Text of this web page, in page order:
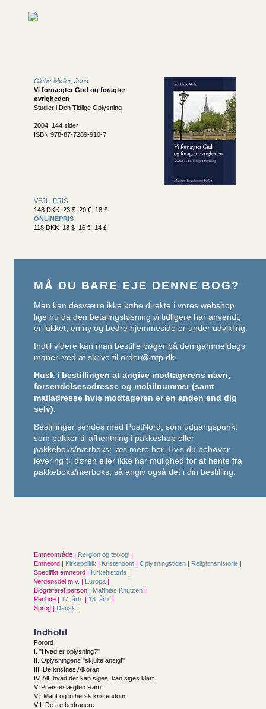
Glebe-Møller, Jens
Vi fornægter Gud og foragter
øvrigheden
Studier i Den Tidlige Oplysning
2004, 144 sider
ISBN 978-87-7289-910-7
VEJL. PRIS
148 DKK 23 $ 20 € 18 £
ONLINEPRIS
118 DKK 18 $ 16 € 14 £
MÅ DU BARE EJE DENNE BOG?
Man kan desværre ikke købe direkte i vores webshop
lige nu da den betalingsløsning vi tidligere har anvendt,
er lukket; en ny og bedre hjemmeside er under udvikling.
Indtil videre kan man bestille bøger på den gammeldags
maner, ved at skrive til order@mtp.dk.
Husk i bestillingen at angive modtagerens navn,
forsendelsesadresse og mobilnummer (samt
mailadresse hvis modtageren er en anden end dig
selv).
Bestillinger sendes med PostNord, som udgangspunkt
som pakker til afhentning i pakkeshop eller
pakkeboks/nærboks; læs mere her. Hvis du behøver
levering til døren eller ikke har mulighed for at hente fra
pakkeboks/nærboks, så angiv også det i din bestilling.
Emneområde | Religion og teologi |
Emneord | Kirkepolitik | Kristendom | Oplysningstiden | Religionshistorie |
Specifikt emneord | Kirkehistorie |
Verdensdel m.v. | Europa |
Biograferet person | Matthias Knutzen |
Periode | 17. årh. | 18. årh. |
Sprog | Dansk |
Indhold
Forord
I. "Hvad er oplysning?"
II. Oplysningens "skjulte ansigt"
III. De kristnes Alkoran
IV. Alt, hvad der kan siges, kan siges klart
V. Præsteslægten Ram
VI. Magt og luthersk kristendom
VII. De tre bedragere